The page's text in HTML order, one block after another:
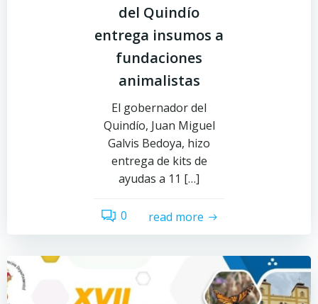
del Quindío
entrega insumos a
fundaciones
animalistas
El gobernador del
Quindío, Juan Miguel
Galvis Bedoya, hizo
entrega de kits de
ayudas a 11 […]
0 read more